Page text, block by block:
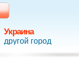
Украина
другой город